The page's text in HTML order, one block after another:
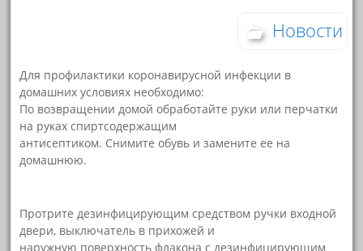
Новости
Для профилактики коронавирусной инфекции в
домашних условиях необходимо:
По возвращении домой обработайте руки или перчатки
на руках спиртсодержащим
антисептиком. Снимите обувь и замените ее на
домашнюю.
Протрите дезинфицирующим средством ручки входной
двери, выключатель в прихожей и
наружную поверхность флакона с дезинфицирующим